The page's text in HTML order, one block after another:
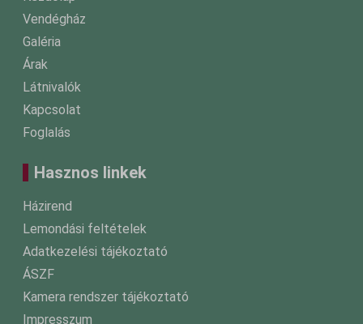
Vendégház
Galéria
Árak
Látnivalók
Kapcsolat
Foglalás
Hasznos linkek
Házirend
Lemondási feltételek
Adatkezelési tájékoztató
ÁSZF
Kamera rendszer tájékoztató
Impresszum